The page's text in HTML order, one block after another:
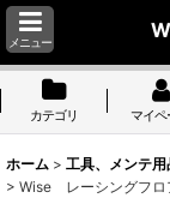
メニュー
カテゴリ マイペ
ホーム > 工具、メンテ用
> Wise レーシングフ